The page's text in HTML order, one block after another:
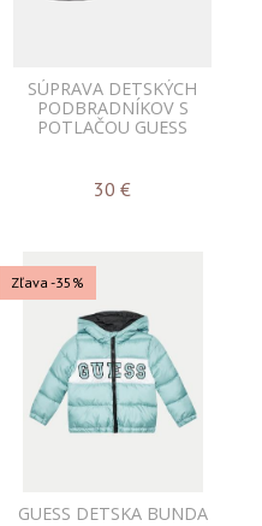
SÚPRAVA DETSKÝCH
PODBRADNÍKOV S
POTLAČOU GUESS
30 €
Zľava -35%
GUESS DETSKA BUNDA